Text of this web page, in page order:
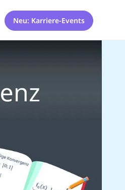
Neu: Karriere-Events